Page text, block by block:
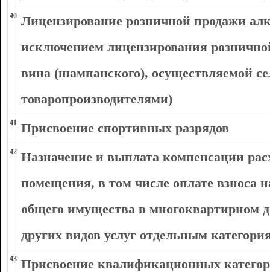
40 Лицензирование розничной продажи
исключением лицензирования
вина (шампанского), осуществляемой
товаропроизводителями)
41 Присвоение спортивных разрядов
42 Назначение и выплата компенсации
помещения, в том числе оплате взноса
общего имущества в многоквартирном
других видов услуг отдельным
43 Присвоение квалификационных